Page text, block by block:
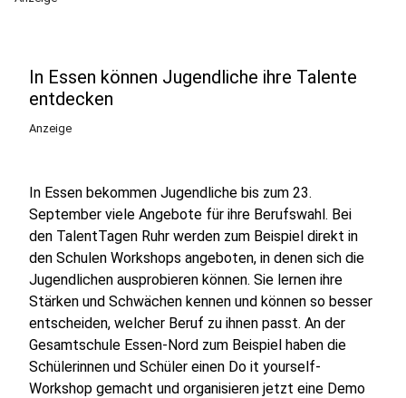
In Essen können Jugendliche ihre Talente
entdecken
Anzeige
In Essen bekommen Jugendliche bis zum 23.
September viele Angebote für ihre Berufswahl. Bei
den TalentTagen Ruhr werden zum Beispiel direkt in
den Schulen Workshops angeboten, in denen sich die
Jugendlichen ausprobieren können. Sie lernen ihre
Stärken und Schwächen kennen und können so besser
entscheiden, welcher Beruf zu ihnen passt. An der
Gesamtschule Essen-Nord zum Beispiel haben die
Schülerinnen und Schüler einen Do it yourself-
Workshop gemacht und organisieren jetzt eine Demo